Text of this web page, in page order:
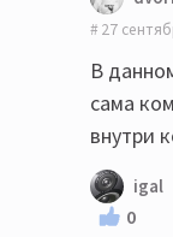
27
В
сама
внутри
igal
0